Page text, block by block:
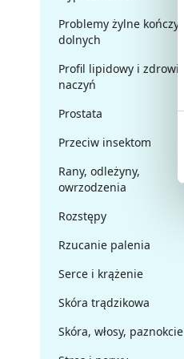
Problemy żylne kończyn
dolnych
Profil lipidowy i zdrowie
naczyń
Prostata
Przeciw insektom
Rany, odleżyny,
owrzodzenia
Rozstępy
Rzucanie palenia
Serce i krążenie
Skóra trądzikowa
Skóra, włosy, paznokcie